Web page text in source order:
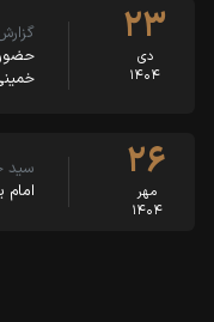
۲۳
دی
۱۴۰۴
۲۶
مهر
۱۴۰۴
سید